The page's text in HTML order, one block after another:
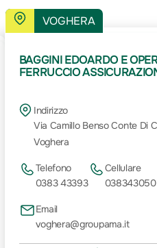
VOGHERA
BAGGINI EDOARDO E
FERRUCCIO
Indirizzo
Via Camillo Benso Conte Di
Voghera
Telefono
0383 43393
Cellulare
038343050
Email
voghera@groupama.it